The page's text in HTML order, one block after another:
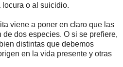
o al suicidio.
viene a poner en claro que las
de dos especies. O si se prefiere,
distintas que debemos
en la vida presente y otras